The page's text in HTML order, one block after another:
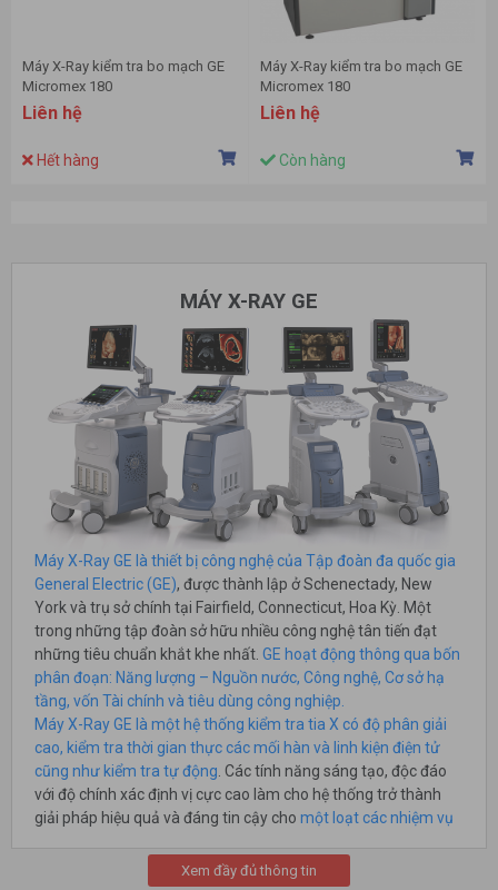
Máy X-Ray kiểm tra bo mạch GE
Micromex 180
Liên hệ
Hết hàng
Máy X-Ray kiểm tra bo mạch GE
Micromex 180
Liên hệ
Còn hàng
MÁY X-RAY GE
Máy X-Ray GE là thiết bị công nghệ của Tập đoàn đa quốc gia
General Electric (GE), được thành lập ở Schenectady, New
York và trụ sở chính tại Fairfield, Connecticut, Hoa Kỳ. Một
trong những tập đoàn sở hữu nhiều công nghệ tân tiến đạt
những tiêu chuẩn khắt khe nhất. GE hoạt động thông qua bốn
phân đoạn: Năng lượng – Nguồn nước, Công nghệ, Cơ sở hạ
tầng, vốn Tài chính và tiêu dùng công nghiệp.
Máy X-Ray GE là một hệ thống kiểm tra tia X có độ phân giải
cao, kiểm tra thời gian thực các mối hàn và linh kiện điện tử
cũng như kiểm tra tự động . Các tính năng sáng tạo, độc đáo
với độ chính xác định vị cực cao làm cho hệ thống trở thành
giải pháp hiệu quả và đáng tin cậy cho một loạt các nhiệm vụ
chất lượng cũng như kiểm tra ngoại tuyến tự động.
Xem đầy đủ thông tin